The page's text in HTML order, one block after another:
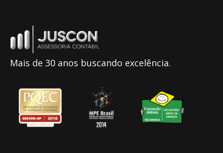
Mais de 30 anos buscando excelência.